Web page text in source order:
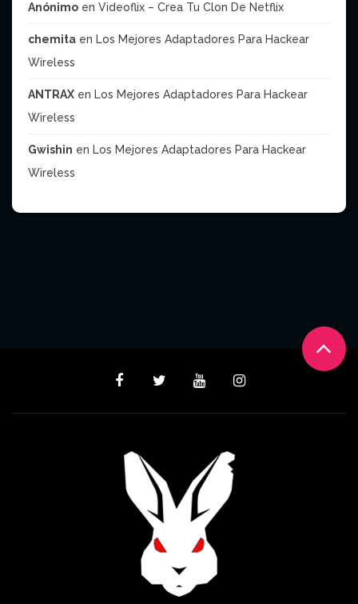
Anónimo en Videoflix – Crea Tu Clon De Netflix
chemita en Los Mejores Adaptadores Para Hackear
Wireless
ANTRAX en Los Mejores Adaptadores Para Hackear
Wireless
Gwishin en Los Mejores Adaptadores Para Hackear
Wireless